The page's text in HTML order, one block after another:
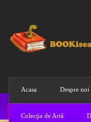
Acasa Despre noi
Colecţia de Artă